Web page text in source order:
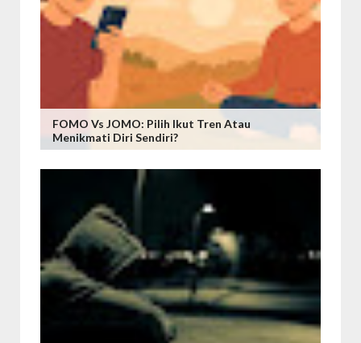
FOMO Vs JOMO: Pilih Ikut Tren Atau
Menikmati Diri Sendiri?